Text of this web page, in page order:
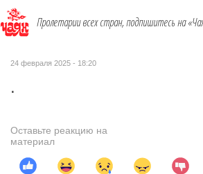
Пролетарии всех стран, подпишитесь на
24 февраля 2025 - 18:20
.
Оставьте реакцию на
материал